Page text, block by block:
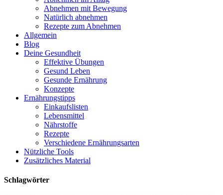
Abnehmen mit Bewegung
Natürlich abnehmen
Rezepte zum Abnehmen
Allgemein
Blog
Deine Gesundheit
Effektive Übungen
Gesund Leben
Gesunde Ernährung
Konzepte
Ernährungstipps
Einkaufslisten
Lebensmittel
Nährstoffe
Rezepte
Verschiedene Ernährungsarten
Nützliche Tools
Zusätzliches Material
Schlagwörter